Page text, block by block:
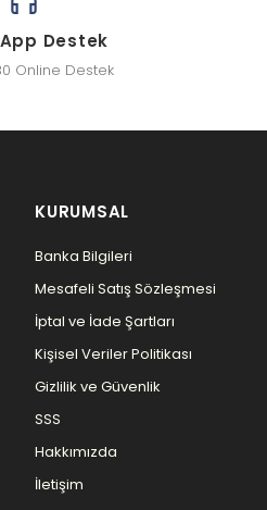
Destek
Online Destek
KURUMSAL
Banka Bilgileri
Mesafeli Satış Sözleşmesi
İptal ve İade Şartları
Kişisel Veriler Politikası
Gizlilik ve Güvenlik
SSS
Hakkımızda
İletişim